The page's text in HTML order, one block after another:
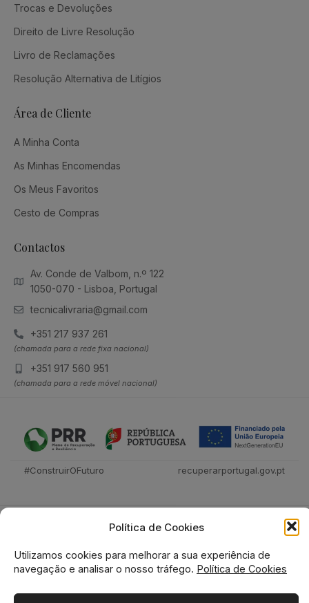
Política de Cookies
Utilizamos cookies para melhorar a sua experiência de
navegação e analisar o nosso tráfego. Política de Cookies
Trocas e Devoluções
Direito de Livre Resolução
Livro de Reclamações
Resolução Alternativa de Litígios
Área de Cliente
A Minha Conta
As Minhas Encomendas
Os Meus Favoritos
Cesto de Compras
Contactos
Av. Conde de Valbom, n.º 122
1050-070 - Lisboa, Portugal
tecnicalivraria@gmail.com
+351 217 937 261
(chamada para a rede fixa nacional)
+351 917 560 951
(chamada para a rede móvel nacional)
#ConstruirOFuturo recuperarportugal.gov.pt